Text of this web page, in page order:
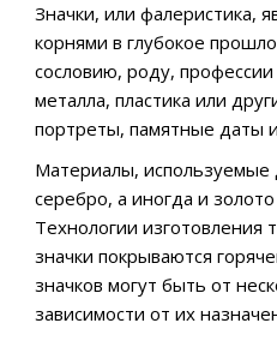
Значки, или фалеристика,
корнями в глубокое
сословию, роду,
металла, пластика или
портреты, памятные даты
Материалы, используемые
серебро, а иногда и
Технологии изготовления
значки покрываются
значков могут быть от
зависимости от их